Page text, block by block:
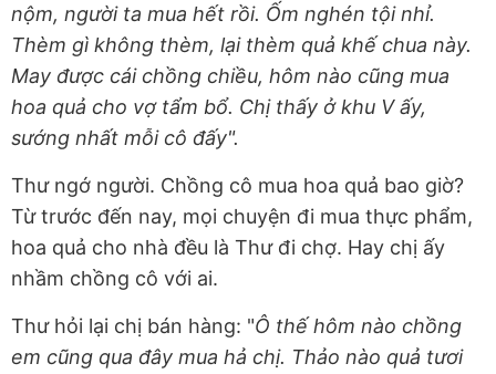
nộm, người ta mua hết rồi. Ốm nghén tội nhỉ.
Thèm gì không thèm, lại thèm quả khế chua này.
May được cái chồng chiều, hôm nào cũng mua
hoa quả cho vợ tẩm bổ. Chị thấy ở khu V ấy,
sướng nhất mỗi cô đấy".
Thư ngớ người. Chồng cô mua hoa quả bao giờ?
Từ trước đến nay, mọi chuyện đi mua thực phẩm,
hoa quả cho nhà đều là Thư đi chợ. Hay chị ấy
nhầm chồng cô với ai.
Thư hỏi lại chị bán hàng: "Ô thế hôm nào chồng
em cũng qua đây mua hả chị. Thảo nào quả tươi